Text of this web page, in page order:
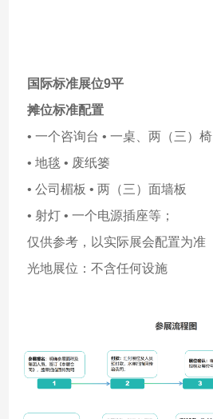
国际标准展位9平
摊位标准配置
• 一个咨询台 • 一桌、两（三）椅
• 地毯 • 废纸篓
• 公司楣板 • 两（三）面墙板
• 射灯 • 一个电源插座等；
仅供参考，以实际展会配置为准
光地展位：不含任何设施